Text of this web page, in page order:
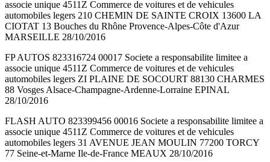
associe unique 4511Z Commerce de voitures et de vehicules
automobiles legers 210 CHEMIN DE SAINTE CROIX 13600 LA
CIOTAT 13 Bouches du Rhône Provence-Alpes-Côte d'Azur
MARSEILLE 28/10/2016
FP AUTOS 823316724 00017 Societe a responsabilite limitee a
associe unique 4511Z Commerce de voitures et de vehicules
automobiles legers ZI PLAINE DE SOCOURT 88130 CHARMES
88 Vosges Alsace-Champagne-Ardenne-Lorraine EPINAL
28/10/2016
FLASH AUTO 823399456 00016 Societe a responsabilite limitee a
associe unique 4511Z Commerce de voitures et de vehicules
automobiles legers 31 AVENUE JEAN MOULIN 77200 TORCY
77 Seine-et-Marne Ile-de-France MEAUX 28/10/2016